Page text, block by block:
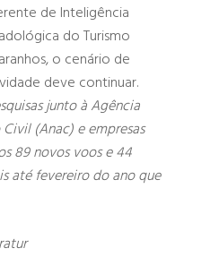
de Inteligência
do Turismo
o cenário de
deve continuar.
junto à Agência
(Anac) e empresas
89 novos voos e 44
até fevereiro do ano que